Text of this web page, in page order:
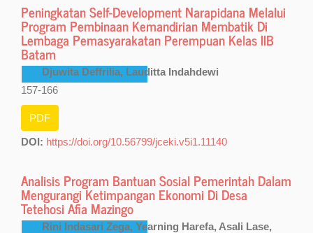
Peningkatan Self-Development Narapidana Melalui
Program Pembinaan Kemandirian Membatik Di
Lembaga Pemasyarakatan Perempuan Kelas IIB
Batam
Djuwita Deffrilia, Lauditta Indahdewi
157-166
PDF
DOI: https://doi.org/10.56799/jceki.v5i1.11140
Analisis Program Bantuan Sosial Pemerintah Dalam
Mengurangi Ketimpangan Ekonomi Di Desa
Tetehosi Afia Mazingo
Rini Indasari Zega, Yearning Harefa, Asali Lase,